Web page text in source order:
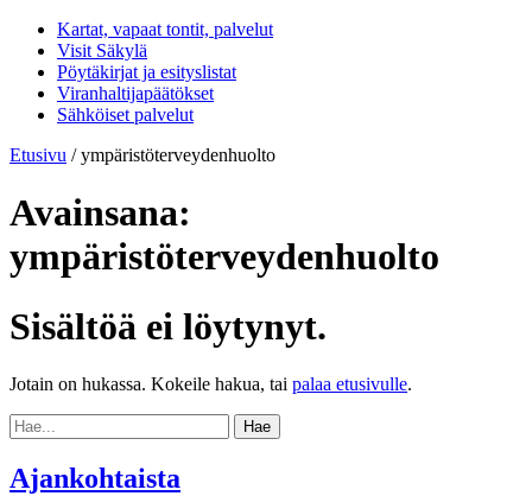
Kartat, vapaat tontit, palvelut
Visit Säkylä
Pöytäkirjat ja esityslistat
Viranhaltijapäätökset
Sähköiset palvelut
Etusivu /ympäristöterveydenhuolto
Avainsana:
ympäristöterveydenhuolto
Sisältöä ei löytynyt.
Jotain on hukassa. Kokeile hakua, tai palaa etusivulle.
Hae:
Ajankohtaista